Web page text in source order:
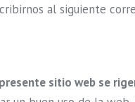
al siguiente
sitio web se